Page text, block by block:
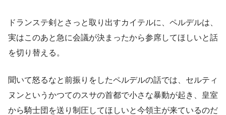
ドランステ剣とさっと取り出すカイテルに、ペルデルは、
実はこのあと急に会議が決まったから参席してほしいと話
を切り替える。
聞いて怒るなと前振りをしたペルデルの話では、セルティ
ヌンというかつてのスサの首都で小さな暴動が起き、皇室
から騎士団を送り制圧してほしいと今領主が来ているのだ